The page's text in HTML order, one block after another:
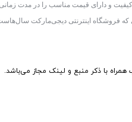
و دارای قیمت مناسب را در مدت زمانی
فروشگاه اینترنتی دیجی‌مارکت
با ذکر منبع و لینک مجاز می‌باشد.